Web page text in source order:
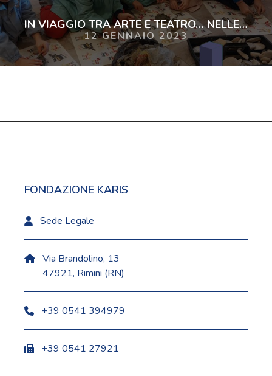
IN VIAGGIO TRA ARTE E TEATRO… NELLE FIABE
12 GENNAIO 2023
FONDAZIONE KARIS
Sede Legale
Via Brandolino, 13
47921, Rimini (RN)
+39 0541 394979
+39 0541 27921